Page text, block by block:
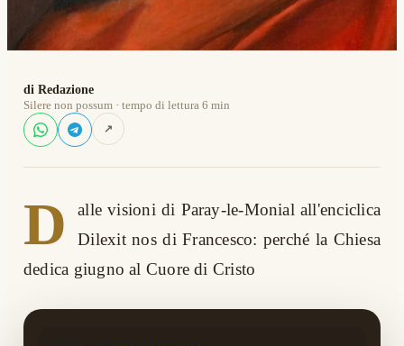
di Redazione
Silere non possum · tempo di lettura 6 min
↗
D
alle visioni di Paray-le-Monial all'enciclica
Dilexit nos di Francesco: perché la Chiesa
dedica giugno al Cuore di Cristo